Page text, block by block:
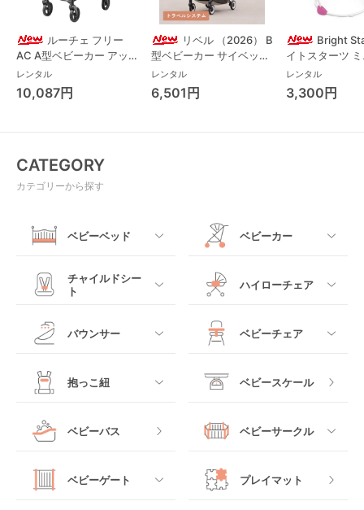
ルーチェ フリー
AC A型ベビーカー アッ
プリカ(Aprica) A型ベビ
ーカー アップリカ
(Aprica)
レンタル
10,087円
リベル （2026） B
型ベビーカー サイベック
ス(cybex)
レンタル
6,501円
Bright
イトスターツ
ス フォーエバ
レンド ジャン
パルー キッズ
レンタル
3,300円
CATEGORY
カテゴリーから探す
ベビーベッド
すべて
レギュラーサイズベビ
ベッドインベッド
クーファン
マットレス・布団
ベビーカー
すべて
ベビーカーその他
チャイルドシー
ト
すべて
ジュニアシート
チャイルドシートその
他
ハイローチェア
すべて
バウンサー
すべて
ロッキングタイプ
ベビーチェア
すべて
テーブルチェア
抱っこ紐
すべて
ベビースケール
ベビーバス ベビーサークル
すべて
ベビーゲート プレイマット